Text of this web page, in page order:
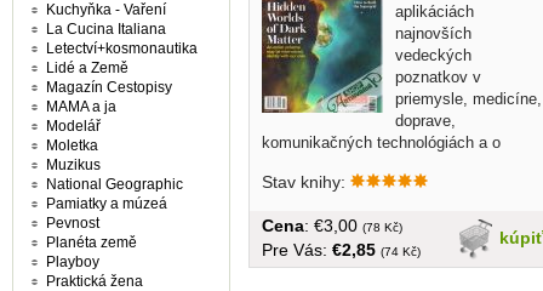
aplikáciách
najnovších
vedeckých
poznatkov v
priemysle, medicíne,
doprave,
komunikačných technológiách a o
Stav knihy:
kúpiť
Cena: €3,00 (78 Kč)
Pre Vás: €2,85 (74 Kč)
Kuchyňka - Vaření
La Cucina Italiana
Letectví+kosmonautika
Lidé a Země
Magazín Cestopisy
MAMA a ja
Modelář
Moletka
Muzikus
National Geographic
Pamiatky a múzeá
Pevnost
Planéta země
Playboy
Praktická žena